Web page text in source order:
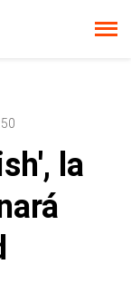
la